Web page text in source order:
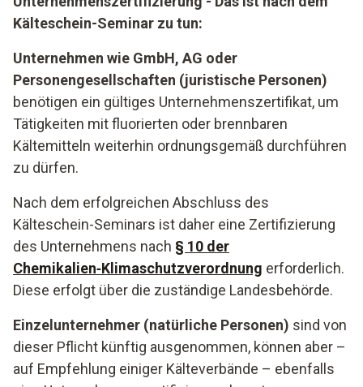
Kälteschein-Seminar zu tun:
Unternehmen wie GmbH, AG oder
Personengesellschaften (juristische Personen)
benötigen ein gültiges Unternehmenszertifikat, um
Tätigkeiten mit fluorierten oder brennbaren
Kältemitteln weiterhin ordnungsgemäß durchführen
zu dürfen.
Nach dem erfolgreichen Abschluss des
Kälteschein-Seminars ist daher eine Zertifizierung
des Unternehmens nach § 10 der
Chemikalien‑Klimaschutzverordnung erforderlich.
Diese erfolgt über die zuständige Landesbehörde.
Einzelunternehmer (natürliche Personen) sind von
dieser Pflicht künftig ausgenommen, können aber –
auf Empfehlung einiger Kälteverbände – ebenfalls